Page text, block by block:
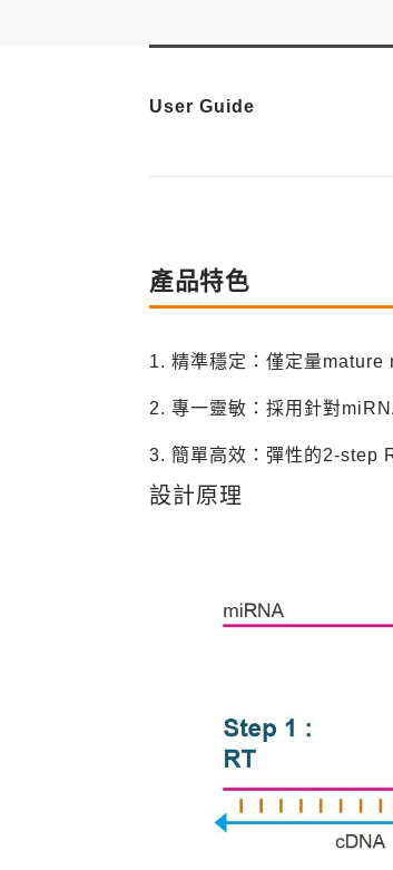
User Guide
產品特色
1. 精準穩定：僅定量
2. 專一靈敏：採用針對
3. 簡單高效：彈性的2-step
設計原理